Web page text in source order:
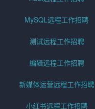
MySQL远程工作招聘
测试远程工作招聘
编辑远程工作招聘
新媒体运营远程工作招聘
小红书远程工作招聘